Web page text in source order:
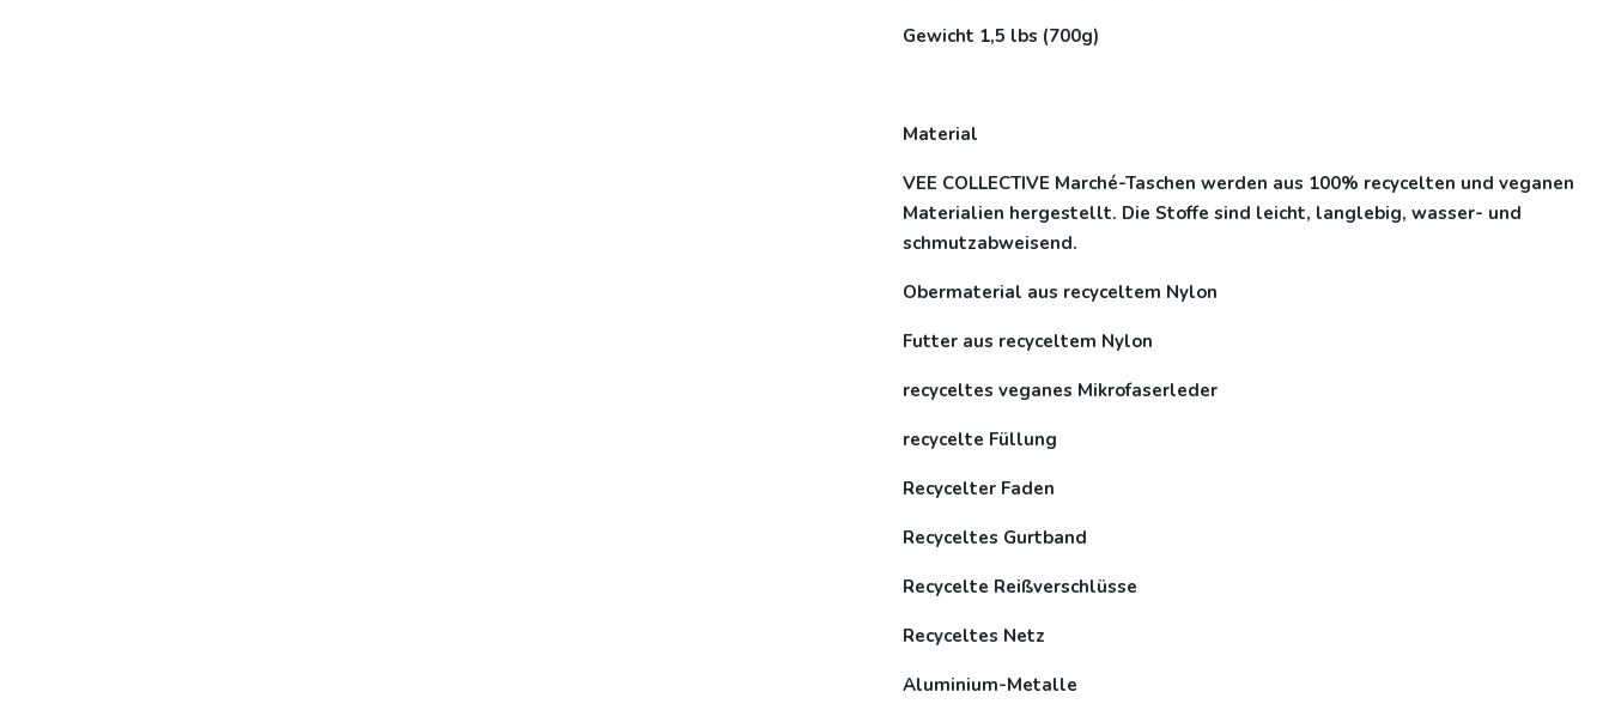
Gewicht 1,5 lbs (700g)
Material
VEE COLLECTIVE Marché-Taschen werden aus 100% recycelten und veganen
Materialien hergestellt. Die Stoffe sind leicht, langlebig, wasser- und
schmutzabweisend.
Obermaterial aus recyceltem Nylon
Futter aus recyceltem Nylon
recyceltes veganes Mikrofaserleder
recycelte Füllung
Recycelter Faden
Recyceltes Gurtband
Recycelte Reißverschlüsse
Recyceltes Netz
Aluminium-Metalle